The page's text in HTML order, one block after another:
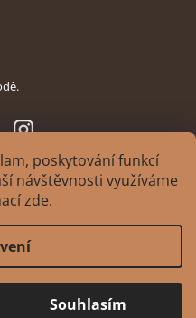
poskytování funkcí
návštěvnosti využíváme
zde.
Souhlasím
Insta
cookies